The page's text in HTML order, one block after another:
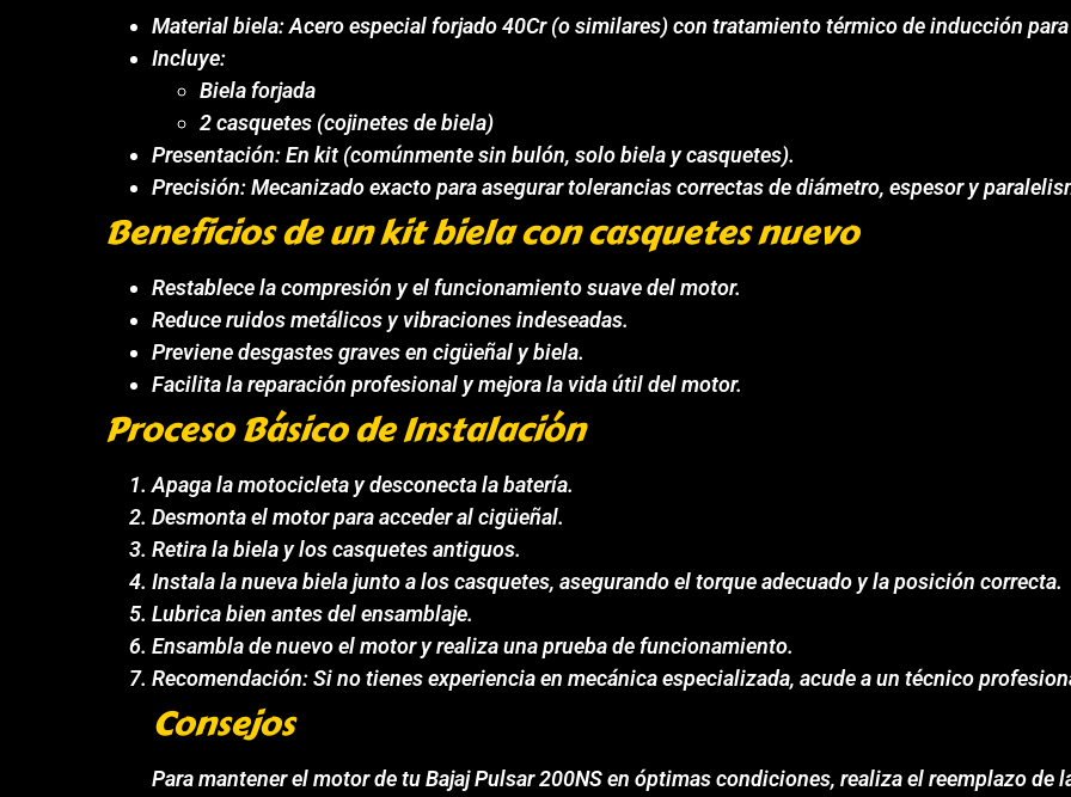
Material biela: Acero especial forjado 40Cr (o similares) con tratamiento térmico de inducción
Incluye:
Biela forjada
2 casquetes (cojinetes de biela)
Presentación: En kit (comúnmente sin bulón, solo biela y casquetes).
Precisión: Mecanizado exacto para asegurar tolerancias correctas de diámetro, espesor y
Beneficios de un kit biela con casquetes nuevo
Restablece la compresión y el funcionamiento suave del motor.
Reduce ruidos metálicos y vibraciones indeseadas.
Previene desgastes graves en cigüeñal y biela.
Facilita la reparación profesional y mejora la vida útil del motor.
Proceso Básico de Instalación
Apaga la motocicleta y desconecta la batería.
Desmonta el motor para acceder al cigüeñal.
Retira la biela y los casquetes antiguos.
Instala la nueva biela junto a los casquetes, asegurando el torque adecuado y la posición correcta.
Lubrica bien antes del ensamblaje.
Ensambla de nuevo el motor y realiza una prueba de funcionamiento.
Recomendación: Si no tienes experiencia en mecánica especializada, acude a un técnico
Consejos
Para mantener el motor de tu Bajaj Pulsar 200NS en óptimas condiciones, realiza el reemplazo